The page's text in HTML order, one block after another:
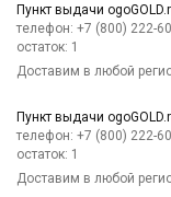
Пункт выдачи
телефон: +7 (800) 222-
остаток: 1
Доставим в любой
Пункт выдачи
телефон: +7 (800) 222-
остаток: 1
Доставим в любой